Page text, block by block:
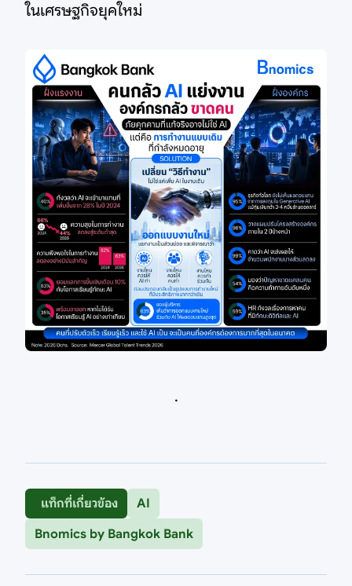
ในเศรษฐกิจยุคใหม่
.
แท็กที่เกี่ยวข้อง
AI
Bnomics by Bangkok Bank